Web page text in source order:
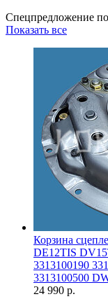
Спецпредложение по
Показать все
Корзина
DE12TIS
3313100190
3313100500
24 990 р.